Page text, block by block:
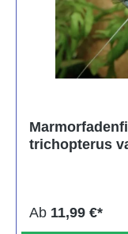
trichopterus
Ab 11,99 €*